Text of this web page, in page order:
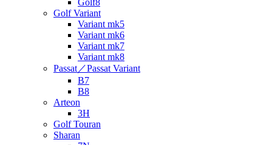
Golf8
Golf Variant
Variant mk5
Variant mk6
Variant mk7
Variant mk8
Passat／Passat Variant
B7
B8
Arteon
3H
Golf Touran
Sharan